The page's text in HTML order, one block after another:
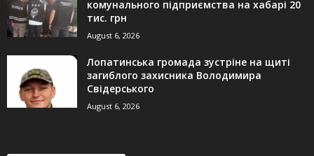
комунального підприємства на хабарі 20
тис. грн
August 6, 2026
Лопатинська громада зустріне на щиті
загиблого захисника Володимира
Свідерського
August 6, 2026